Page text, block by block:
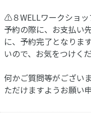
⚠︎８WELLワークショッ
予約の際に、お支払い
に、予約完了となりま
いので、お気をつけく
何かご質問等がござい
ただけますようお願い